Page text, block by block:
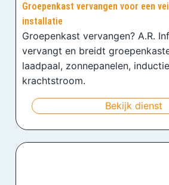
Groepenkast vervangen voor een
installatie
Groepenkast vervangen? A.R.
vervangt en breidt
laadpaal, zonnepanelen,
krachtstroom.
Bekijk dienst